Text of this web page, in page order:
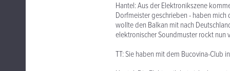
Hantel: Aus der Elektronikszene
Dorfmeister geschrieben - haben
wollte den Balkan mit nach
elektronischer Soundmuster rockt nun
TT: Sie haben mit dem Bucovina-Club